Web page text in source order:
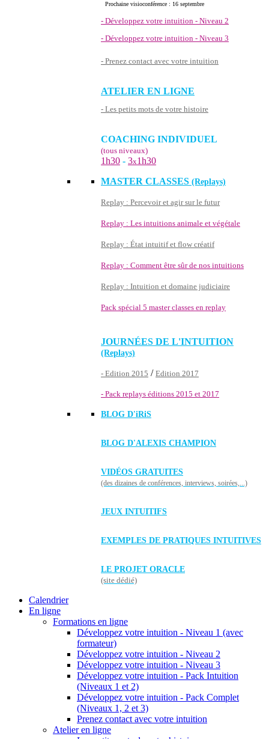
Prochaine visioconférence : 16 septembre
- Développez votre intuition - Niveau 2
- Développez votre intuition - Niveau 3
- Prenez contact avec votre intuition
ATELIER EN LIGNE
- Les petits mots de votre histoire
COACHING INDIVIDUEL
(tous niveaux)
1h30 - 3x1h30
MASTER CLASSES (Replays)
Replay : Percevoir et agir sur le futur
Replay : Les intuitions animale et végétale
Replay : État intuitif et flow créatif
Replay : Comment être sûr de nos intuitions
Replay : Intuition et domaine judiciaire
Pack spécial 5 master classes en replay
JOURNÉES DE L'INTUITION
(Replays)
- Edition 2015 / Edition 2017
- Pack replays éditions 2015 et 2017
BLOG D'iRiS
BLOG D'ALEXIS CHAMPION
VIDÉOS GRATUITES
(des dizaines de conférences, interviews, soirées,...)
JEUX INTUITIFS
EXEMPLES DE PRATIQUES INTUITIVES
LE PROJET ORACLE
(site dédié)
Calendrier
En ligne
Formations en ligne
Développez votre intuition - Niveau 1 (avec
formateur)
Développez votre intuition - Niveau 2
Développez votre intuition - Niveau 3
Développez votre intuition - Pack Intuition
(Niveaux 1 et 2)
Développez votre intuition - Pack Complet
(Niveaux 1, 2 et 3)
Prenez contact avec votre intuition
Atelier en ligne